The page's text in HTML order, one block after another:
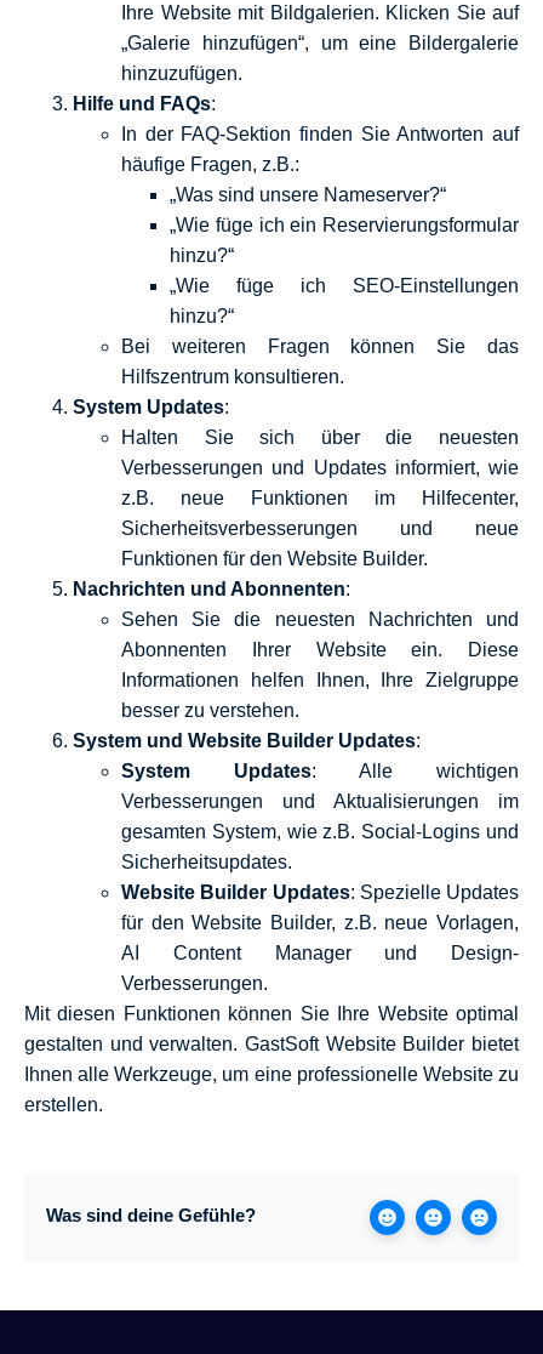
Ihre Website mit Bildgalerien. Klicken Sie auf
„Galerie hinzufügen“, um eine Bildergalerie
hinzuzufügen.
Hilfe und FAQs:
In der FAQ-Sektion finden Sie Antworten auf
häufige Fragen, z.B.:
„Was sind unsere Nameserver?“
„Wie füge ich ein Reservierungsformular
hinzu?“
„Wie füge ich SEO-Einstellungen
hinzu?“
Bei weiteren Fragen können Sie das
Hilfszentrum konsultieren.
System Updates:
Halten Sie sich über die neuesten
Verbesserungen und Updates informiert, wie
z.B. neue Funktionen im Hilfecenter,
Sicherheitsverbesserungen und neue
Funktionen für den Website Builder.
Nachrichten und Abonnenten:
Sehen Sie die neuesten Nachrichten und
Abonnenten Ihrer Website ein. Diese
Informationen helfen Ihnen, Ihre Zielgruppe
besser zu verstehen.
System und Website Builder Updates:
System Updates: Alle wichtigen
Verbesserungen und Aktualisierungen im
gesamten System, wie z.B. Social-Logins und
Sicherheitsupdates.
Website Builder Updates: Spezielle Updates
für den Website Builder, z.B. neue Vorlagen,
AI Content Manager und Design-
Verbesserungen.
Mit diesen Funktionen können Sie Ihre Website optimal
gestalten und verwalten. GastSoft Website Builder bietet
Ihnen alle Werkzeuge, um eine professionelle Website zu
erstellen.
Was sind deine Gefühle?